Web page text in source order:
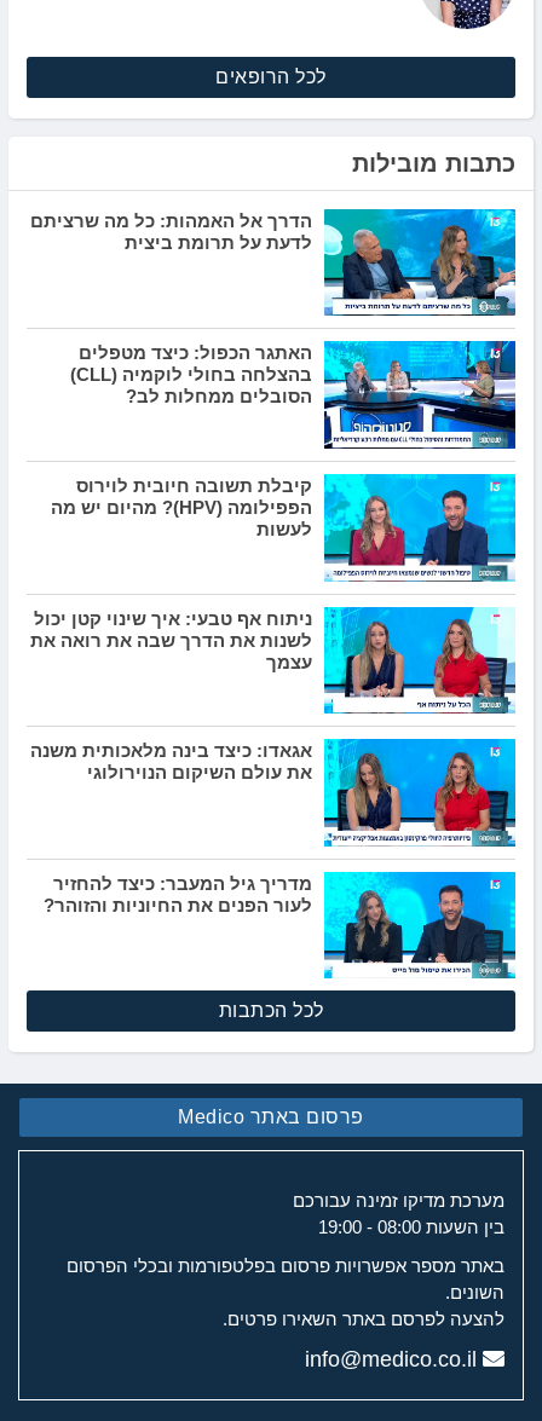
לכל הרופאים
כתבות מובילות
הדרך אל האמהות: כל מה שרציתם
לדעת על תרומת ביצית
האתגר הכפול: כיצד מטפלים
בהצלחה בחולי לוקמיה (CLL)
הסובלים ממחלות לב?
קיבלת תשובה חיובית לוירוס
הפפילומה (HPV)? מהיום יש מה
לעשות
ניתוח אף טבעי: איך שינוי קטן יכול
לשנות את הדרך שבה את רואה את
עצמך
אגאדו: כיצד בינה מלאכותית משנה
את עולם השיקום הנוירולוגי
מדריך גיל המעבר: כיצד להחזיר
לעור הפנים את החיוניות והזוהר?
לכל הכתבות
פרסום באתר Medico
מערכת מדיקו זמינה עבורכם
בין השעות 08:00 - 19:00
באתר מספר אפשרויות פרסום בפלטפורמות ובכלי הפרסום
השונים.
להצעה לפרסם באתר השאירו פרטים.
info@medico.co.il